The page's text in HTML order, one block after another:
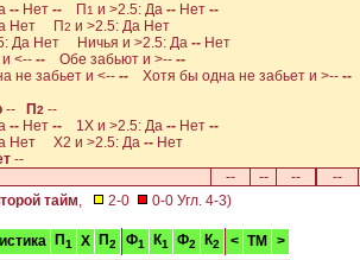
-- Нет -- П 1 и >2.5: Да -- Нет --
Нет П2 и >2.5: Да Нет
Да Нет Ничья и >2.5: Да -- Нет
<-- -- Обе забьют и >-- --
не забьет и <-- -- Хотя бы одна не забьет и >-- --
-- П2 --
-- Нет -- 1X и >2.5: Да -- Нет --
Нет X2 и >2.5: Да -- Нет
--
-- -- -- --
тайм, 2-0 0-0 Угл. 4-3)
П1 X П2 Ф1 К1 Ф2 К2 < TM
>